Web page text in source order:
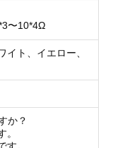
〜10*4Ω
イト、イエロー、
か？
。
す。